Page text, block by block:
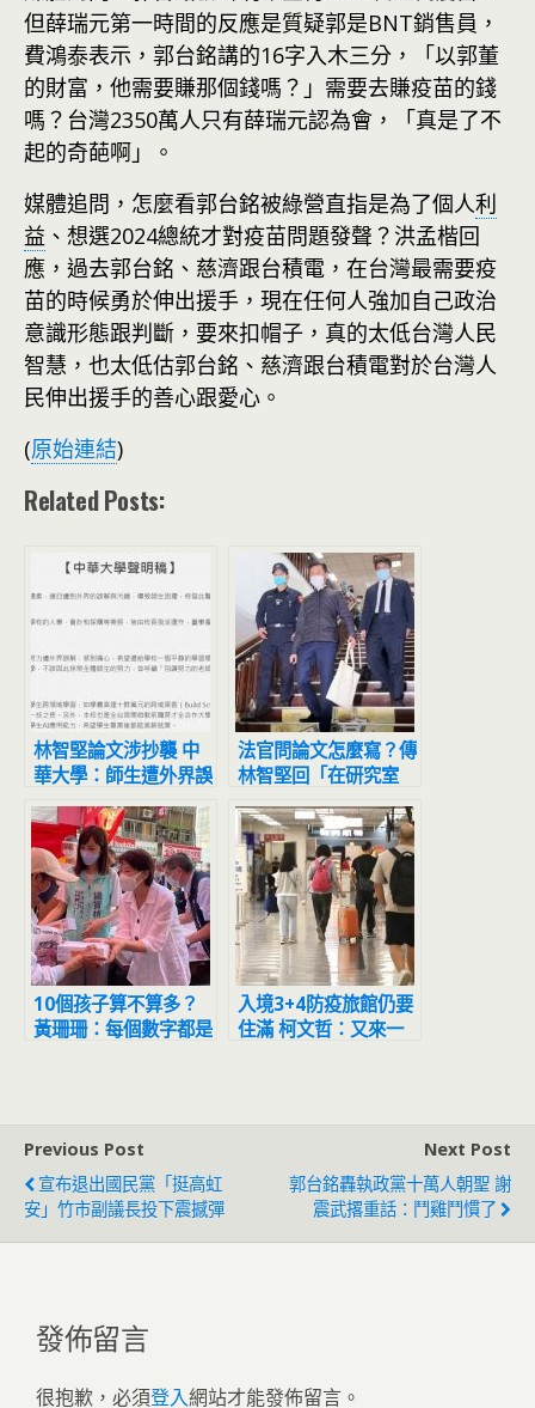
但薛瑞元第一時間的反應是質疑郭是BNT銷售員，
費鴻泰表示，郭台銘講的16字入木三分，「以郭董
的財富，他需要賺那個錢嗎？」需要去賺疫苗的錢
嗎？台灣2350萬人只有薛瑞元認為會，「真是了不
起的奇葩啊」。
媒體追問，怎麼看郭台銘被綠營直指是為了個人利
益 、想選2024總統才對疫苗問題發聲？洪孟楷回
應，過去郭台銘、慈濟跟台積電，在台灣最需要疫
苗的時候勇於伸出援手，現在任何人強加自己政治
意識形態跟判斷，要來扣帽子，真的太低台灣人民
智慧，也太低估郭台銘、慈濟跟台積電對於台灣人
民伸出援手的善心跟愛心。
(原始連結)
Related Posts:
林智堅論文涉抄襲 中
華大學：師生遭外界誤
解感到痛心
法官問論文怎麼寫？傳
林智堅回「在研究室
寫」掀鄉民炸鍋
10個孩子算不算多？
黃珊珊：每個數字都是
入境3+4防疫旅館仍要
住滿 柯文哲：又來一
Previous Post
宣布退出國民黨「挺高虹
安」竹市副議長投下震撼彈
Next Post
郭台銘轟執政黨十萬人朝聖 謝
震武撂重話：鬥雞鬥慣了
發佈留言
很抱歉，必須登入網站才能發佈留言。